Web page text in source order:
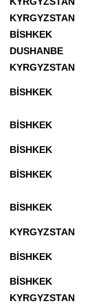
KYRGYZSTAN
BİSHKEK
DUSHANBE
KYRGYZSTAN
BİSHKEK
BİSHKEK
BİSHKEK
BİSHKEK
BİSHKEK
KYRGYZSTAN
BİSHKEK
BİSHKEK
KYRGYZSTAN